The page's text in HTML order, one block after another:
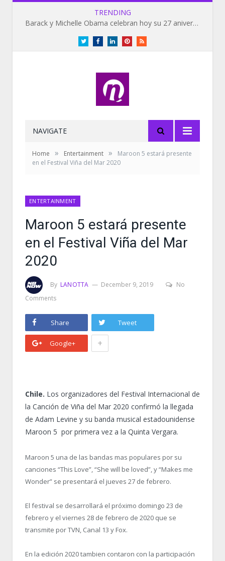
TRENDING
Barack y Michelle Obama celebran hoy su 27 aniversario de bodas
TwitterFacebookLinkedInPinterestRSS
NAVIGATE
Home » Entertainment »
Maroon 5 estará presente
en el Festival Viña del Mar 2020
ENTERTAINMENT
Maroon 5 estará presente
en el Festival Viña del Mar
2020
By LANOTTA December 9, 2019
No
Comments
Share Tweet
Google+ +
Chile. Los organizadores del Festival Internacional de
la Canción de Viña del Mar 2020 confirmó la llegada
de Adam Levine y su banda musical estadounidense
Maroon 5 por primera vez a la Quinta Vergara.
Maroon 5 una de las bandas mas populares por su
canciones “This Love”, “She will be loved”, y “Makes me
Wonder” se presentará el jueves 27 de febrero.
El festival se desarrollará el próximo domingo 23 de
febrero y el viernes 28 de febrero de 2020 que se
transmite por TVN, Canal 13 y Fox.
En la edición 2020 tambien contaron con la participación